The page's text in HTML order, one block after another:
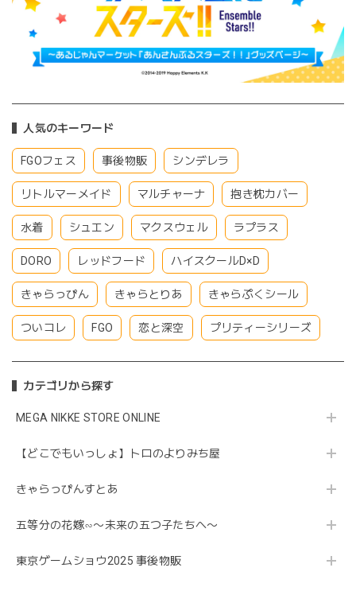
人気のキーワード
FGOフェス 事後物販 シンデレラ
リトルマーメイド マルチャーナ 抱き枕カバー
水着 シュエン マクスウェル ラプラス
DORO レッドフード ハイスクールD×D
きゃらっぴん きゃらとりあ きゃらぷくシール
ついコレ FGO 恋と深空 プリティーシリーズ
カテゴリから探す
MEGA NIKKE STORE ONLINE
【どこでもいっしょ】トロのよりみち屋
きゃらっぴんすとあ
五等分の花嫁∽〜未来の五つ子たちへ〜
東京ゲームショウ2025 事後物販